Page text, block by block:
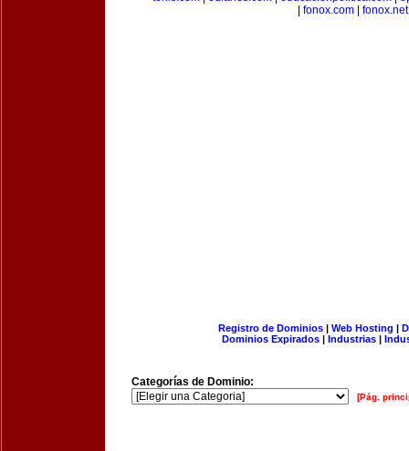
fonox.com| fonox.net
Registro de Dominios| Web Hosting |
Dominios Expirados | Industrias |
Categorías de Dominio:
[Pág.